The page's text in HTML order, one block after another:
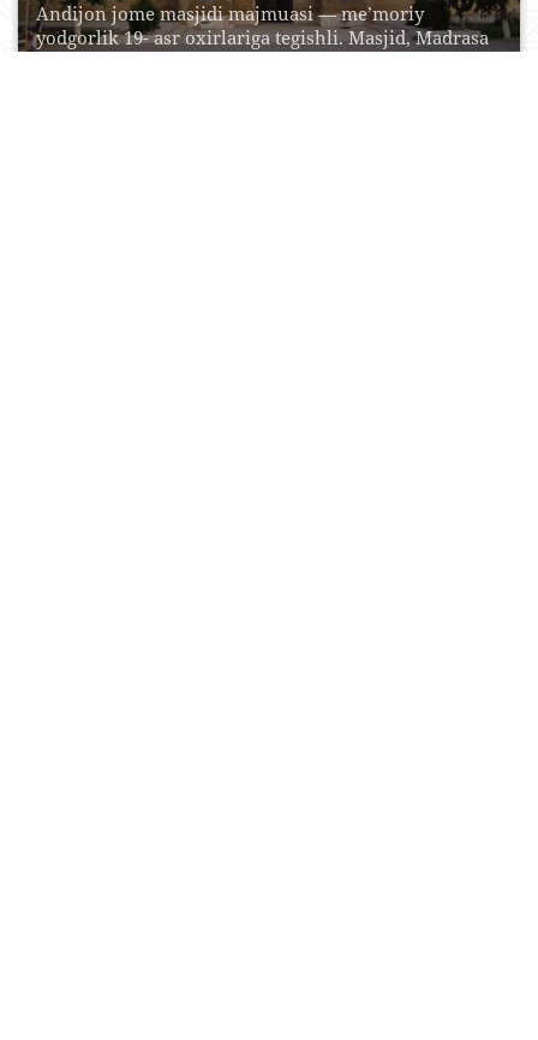
Andijon jome masjidi majmuasi — me’moriy
yodgorlik 19- asr oxirlariga tegishli. Masjid, Madrasa